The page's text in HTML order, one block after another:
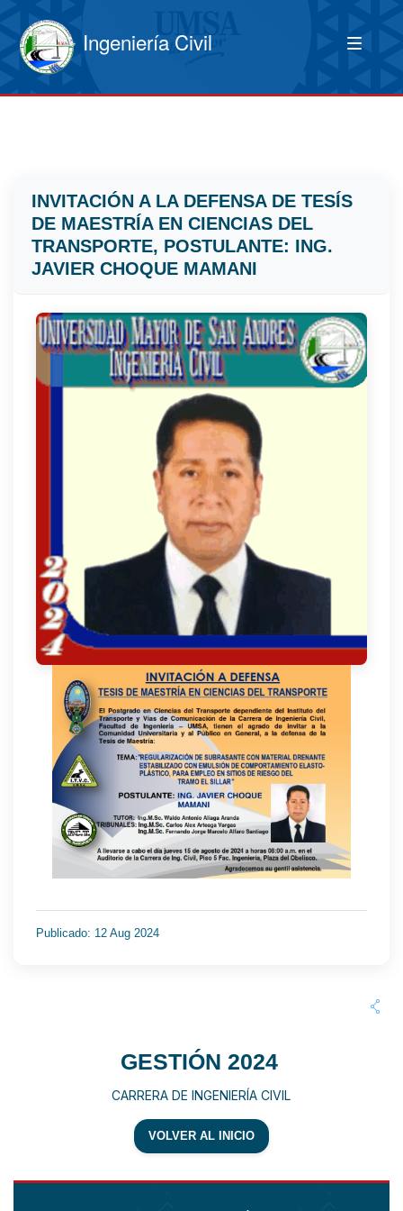
Ingeniería Civil
INVITACIÓN A LA DEFENSA DE TESÍS
DE MAESTRÍA EN CIENCIAS DEL
TRANSPORTE, POSTULANTE: ING.
JAVIER CHOQUE MAMANI
Publicado: 12 Aug 2024
GESTIÓN 2024
CARRERA DE INGENIERÍA CIVIL
VOLVER AL INICIO